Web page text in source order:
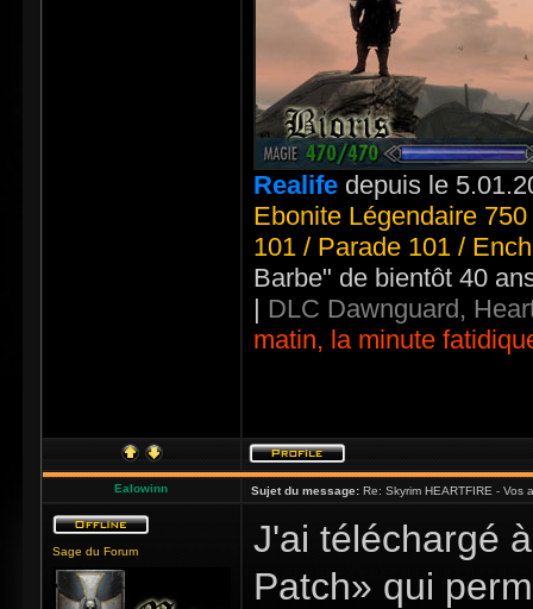
Realife depuis le
Ebonite Légendaire
101 / Parade 101 /
Barbe" de bientôt 40
| DLC Dawnguard,
matin, la minute
Ealowinn Sujet du message: Re: Skyrim HEARTFIRE - Vos
Sage du Forum
J'ai téléchargé
Patch» qui